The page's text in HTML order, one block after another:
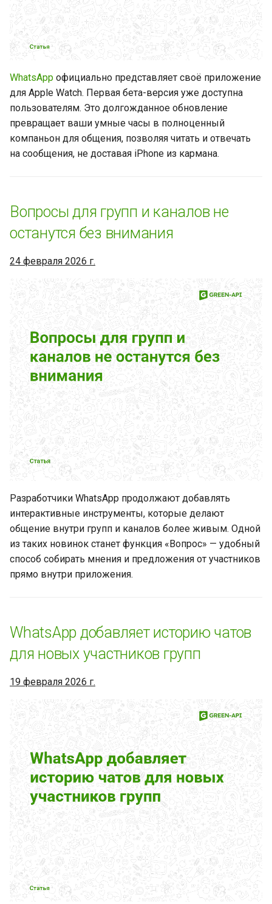
Zapier через GREEN-API: как
улучшить автоматизацию в
бизнесе
Интеграция n8n с WhatsApp
через GREEN-API: что это и
зачем это нужно вашему
бизнесу
Как автоматизировать ваш
бизнес с помощью
Интеграция GO High Level с
WhatsApp через GREEN-API:
преимущества платформы
для бизнеса
Новинки WhatsApp за
прошедшую неделю (21
октября 2025 - 27 октября
2025)
Что такое WhatsApp
Business Premium
WhatsApp вводит новые
ограничения на сообщения
без ответа
Как зарегистрировать
товарный знак в
Российской Федерации
Как зарегистрировать
товарный знак в
Республике Казахстан
октября 2025 - 22 октября
«Астана-Теплотранзит»
автоматизировала процесс
приема показаний
счетчиков, подключив
сервис GREEN-API
Создание групповых чатов
без добавления участников
Новинки WhatsApp за
прошедшую неделю (10
октября 2025 - 17 октября
2025)
Как попасть в реестр
WhatsApp официально представляет своё приложение
для Apple Watch. Первая бета-версия уже доступна
пользователям. Это долгожданное обновление
превращает ваши умные часы в полноценный
компаньон для общения, позволяя читать и отвечать
на сообщения, не доставая iPhone из кармана.
Вопросы для групп и каналов не
останутся без внимания
24 февраля 2026 г.
Разработчики WhatsApp продолжают добавлять
интерактивные инструменты, которые делают
общение внутри групп и каналов более живым. Одной
из таких новинок станет функция «Вопрос» — удобный
способ собирать мнения и предложения от участников
прямо внутри приложения.
WhatsApp добавляет историю чатов
для новых участников групп
19 февраля 2026 г.